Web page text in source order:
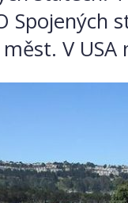
Spojených
V